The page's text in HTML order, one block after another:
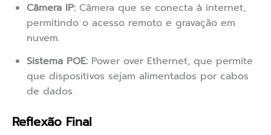
Câmera IP: Câmera que se conecta à internet,
permitindo o acesso remoto e gravação em
nuvem.
Sistema POE: Power over Ethernet, que permite
que dispositivos sejam alimentados por cabos
de dados.
Reflexão Final